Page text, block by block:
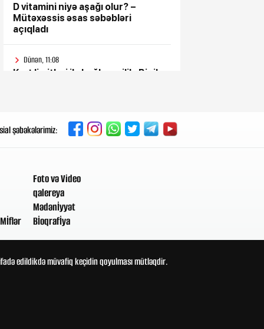
D vitamini niyə aşağı olur? –
Mütəxəssis əsas səbəbləri
açıqladı
Dünən, 11:08
Kart limitləri ilə bağlı yenilik: Bir il
Səfərbərlik elan edildi, ordu
bölgəyə yeridildi – Kritik şəhərdə
Dünən, 09:03
Zəncəfilin bilinməyən faydaları:
Ürək və xolesterinə təsiri
sadə yolu
şəbəkələrimiz:
Foto və Video
qalereya
Mədənİyyət
Bİoqrafİya
edildikdə müvafiq keçidin qoyulması mütləqdir.